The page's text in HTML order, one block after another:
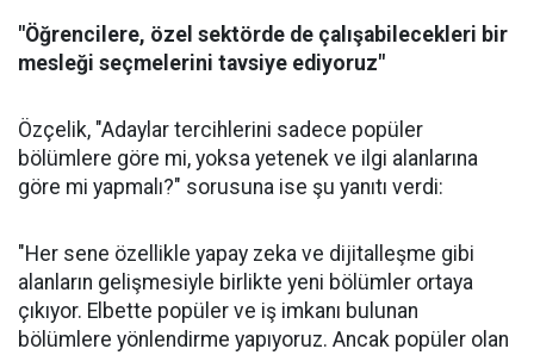
"Öğrencilere, özel sektörde de çalışabilecekleri bir
mesleği seçmelerini tavsiye ediyoruz"
Özçelik, "Adaylar tercihlerini sadece popüler
bölümlere göre mi, yoksa yetenek ve ilgi alanlarına
göre mi yapmalı?" sorusuna ise şu yanıtı verdi:
"Her sene özellikle yapay zeka ve dijitalleşme gibi
alanların gelişmesiyle birlikte yeni bölümler ortaya
çıkıyor. Elbette popüler ve iş imkanı bulunan
bölümlere yönlendirme yapıyoruz. Ancak popüler olan